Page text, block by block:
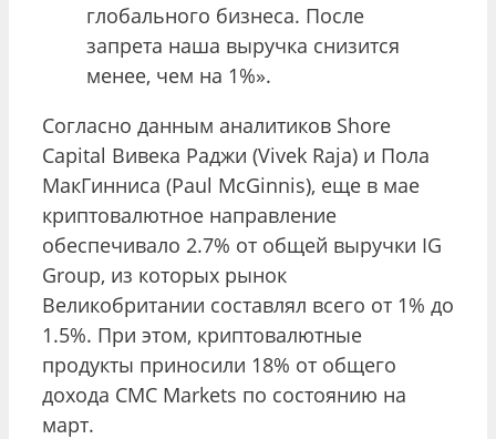
глобального бизнеса. После
запрета наша выручка снизится
менее, чем на 1%».
Согласно данным аналитиков Shore
Capital Вивека Раджи (Vivek Raja) и Пола
МакГинниса (Paul McGinnis), еще в мае
криптовалютное направление
обеспечивало 2.7% от общей выручки IG
Group, из которых рынок
Великобритании составлял всего от 1% до
1.5%. При этом, криптовалютные
продукты приносили 18% от общего
дохода CMC Markets по состоянию на
март.